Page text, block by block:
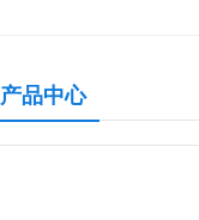
产品中心